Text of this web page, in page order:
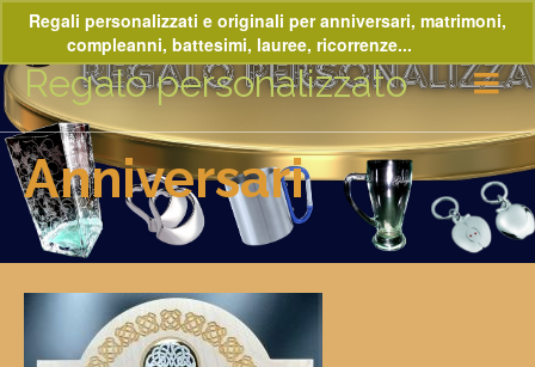
Regalo personalizzato
Anniversari
Regali personalizzati e originali per anniversari, matrimoni,
compleanni, battesimi, lauree, ricorrenze...